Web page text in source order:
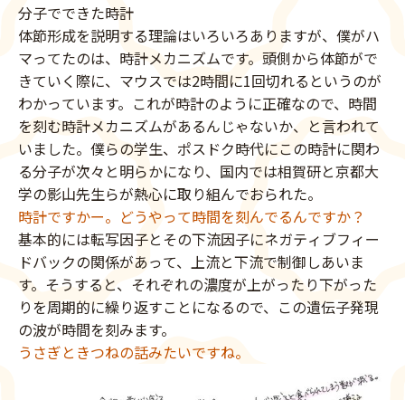
分子でできた時計
体節形成を説明する理論はいろいろありますが、僕がハ
マってたのは、時計メカニズムです。頭側から体節がで
きていく際に、マウスでは2時間に1回切れるというのが
わかっています。これが時計のように正確なので、時間
を刻む時計メカニズムがあるんじゃないか、と言われて
いました。僕らの学生、ポスドク時代にこの時計に関わ
る分子が次々と明らかになり、国内では相賀研と京都大
学の影山先生らが熱心に取り組んでおられた。
時計ですかー。どうやって時間を刻んでるんですか？
基本的には転写因子とその下流因子にネガティブフィー
ドバックの関係があって、上流と下流で制御しあいま
す。そうすると、それぞれの濃度が上がったり下がった
りを周期的に繰り返すことになるので、この遺伝子発現
の波が時間を刻みます。
うさぎときつねの話みたいですね。